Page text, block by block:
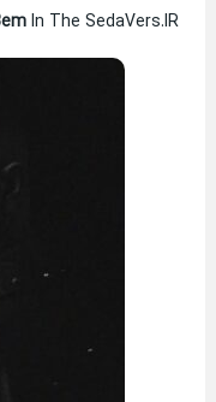
In The SedaVers.IR